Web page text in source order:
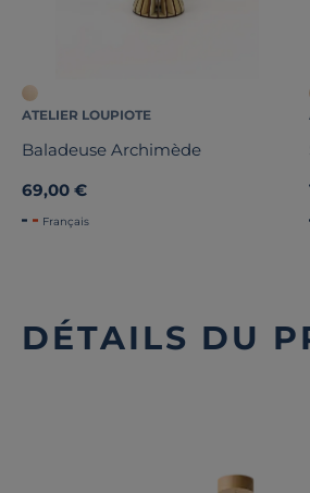
ATELIER LOUPIOTE
Baladeuse Archimède
69,00 €
Français
DÉTAILS DU